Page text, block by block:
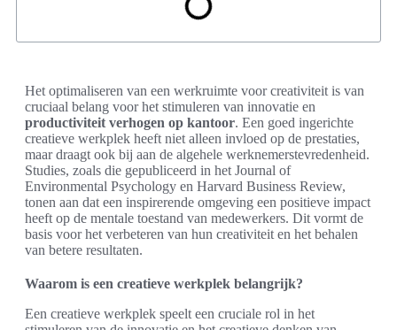
Het optimaliseren van een werkruimte voor creativiteit is van
cruciaal belang voor het stimuleren van innovatie en
productiviteit verhogen op kantoor. Een goed ingerichte
creatieve werkplek heeft niet alleen invloed op de prestaties,
maar draagt ook bij aan de algehele werknemerstevredenheid.
Studies, zoals die gepubliceerd in het Journal of
Environmental Psychology en Harvard Business Review,
tonen aan dat een inspirerende omgeving een positieve impact
heeft op de mentale toestand van medewerkers. Dit vormt de
basis voor het verbeteren van hun creativiteit en het behalen
van betere resultaten.
Waarom is een creatieve werkplek belangrijk?
Een creatieve werkplek speelt een cruciale rol in het